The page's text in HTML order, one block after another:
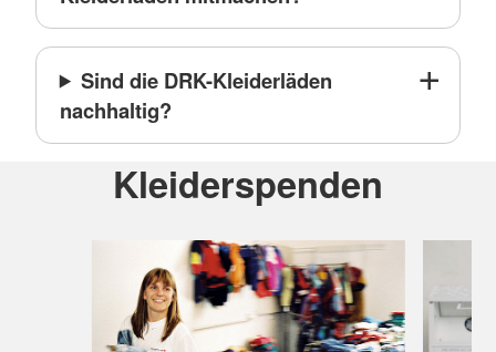
Sind die DRK-Kleiderläden
nachhaltig?
Kleiderspenden